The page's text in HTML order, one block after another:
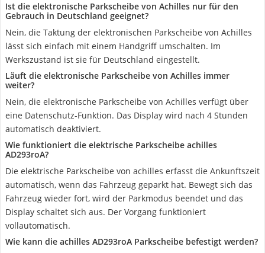
Ist die elektronische Parkscheibe von Achilles nur für den
Gebrauch in Deutschland geeignet?
Nein, die Taktung der elektronischen Parkscheibe von Achilles
lässt sich einfach mit einem Handgriff umschalten. Im
Werkszustand ist sie für Deutschland eingestellt.
Läuft die elektronische Parkscheibe von Achilles immer
weiter?
Nein, die elektronische Parkscheibe von Achilles verfügt über
eine Datenschutz-Funktion. Das Display wird nach 4 Stunden
automatisch deaktiviert.
Wie funktioniert die elektrische Parkscheibe achilles
AD293roA?
Die elektrische Parkscheibe von achilles erfasst die Ankunftszeit
automatisch, wenn das Fahrzeug geparkt hat. Bewegt sich das
Fahrzeug wieder fort, wird der Parkmodus beendet und das
Display schaltet sich aus. Der Vorgang funktioniert
vollautomatisch.
Wie kann die achilles AD293roA Parkscheibe befestigt werden?